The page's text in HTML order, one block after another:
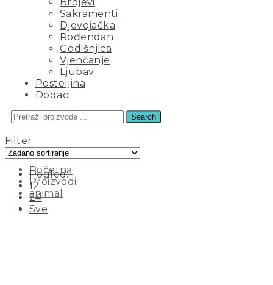
Sakramenti
Djevojačka
Rođendan
Godišnjica
Vjenčanje
Ljubav
Posteljina
Dodaci
Search
ANIMAL
Početna
Proizvodi
animal
Filter
Pogled:
12
24
Sve